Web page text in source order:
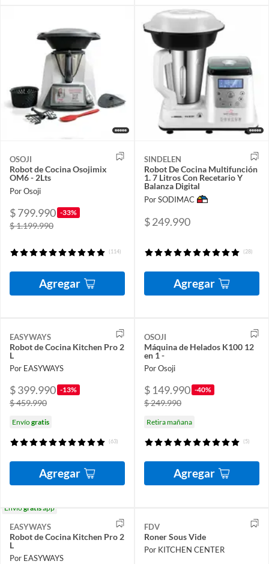
OSOJI
Robot de Cocina Osojimix
OM6 - 2Lts
Por Osoji
$ 799.990 -33%
$ 1.199.990
(114)
Agregar
SINDELEN
Robot De Cocina Multifunción
1. 7 Litros Con Recetario Y
Balanza Digital
Por SODIMAC
$ 249.990
(28)
Agregar
EASYWAYS
Robot de Cocina Kitchen Pro 2
L
Por EASYWAYS
$ 399.990 -13%
$ 459.990
Envíogratis
(63)
Agregar
OSOJI
Máquina de Helados K100 12
en 1 -
Por Osoji
$ 149.990 -40%
$ 249.990
Retira mañana
(5)
Agregar
Envíogratisapp
EASYWAYS
Robot de Cocina Kitchen Pro 2
L
Por EASYWAYS
FDV
Roner Sous Vide
Por KITCHEN CENTER